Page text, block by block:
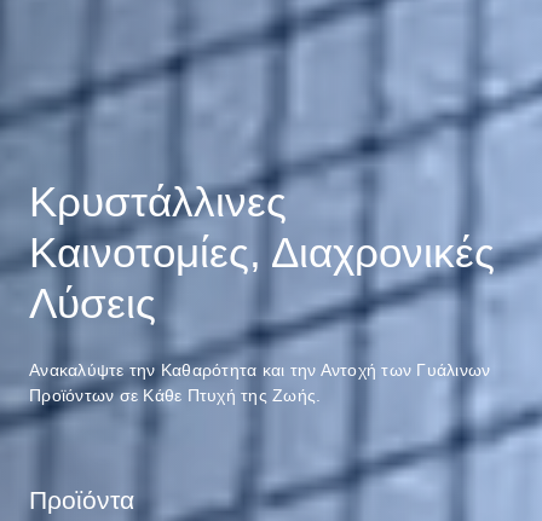
Κρυστάλλινες
Καινοτομίες, Διαχρονικές
Λύσεις
Ανακαλύψτε την Καθαρότητα και την Αντοχή των Γυάλινων
Προϊόντων σε Κάθε Πτυχή της Ζωής.
Προϊόντα